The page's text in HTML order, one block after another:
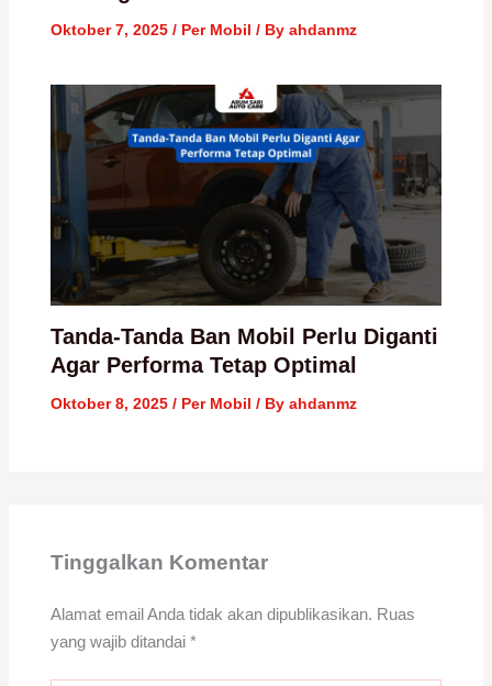
Oktober 7, 2025 / Per Mobil / By ahdanmz
Tanda-Tanda Ban Mobil Perlu Diganti
Agar Performa Tetap Optimal
Oktober 8, 2025 / Per Mobil / By ahdanmz
Tinggalkan Komentar
Alamat email Anda tidak akan dipublikasikan. Ruas
yang wajib ditandai *